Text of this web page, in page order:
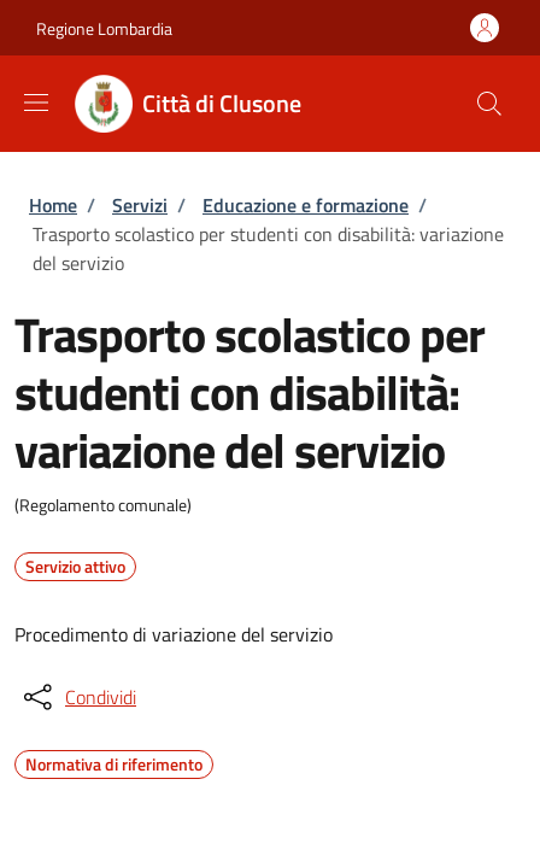
Regione Lombardia
Città di Clusone
Briciole di pane
Home / Servizi / Educazione e formazione /
Trasporto scolastico per studenti con disabilità: variazione
del servizio
Trasporto scolastico per
studenti con disabilità:
variazione del servizio
(Regolamento comunale)
Servizio attivo
Procedimento di variazione del servizio
Condividi
Normativa di riferimento